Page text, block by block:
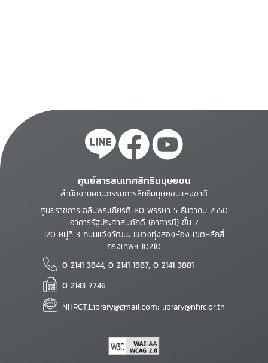
ศูนย์สารสนเทศสิทธิมนุษยชน
สำนักงานคณะกรรมการสิทธิมนุษยชนแห่งชาติ
ศูนย์ราชการเฉลิมพระเกียรติ 80 พรรษา 5 ธันวาคม 2550
อาคารรัฐประศาสนภักดี (อาคารบี) ชั้น 7
120 หมู่ที่ 3 ถนนแจ้งวัฒนะ แขวงทุ่งสองห้อง เขตหลักสี่
กรุงเทพฯ 10210
0 2141 3844, 0 2141 1987, 0 2141 3881
0 2143 7746
NHRCT.Library@gmail.com; library@nhrc.or.th